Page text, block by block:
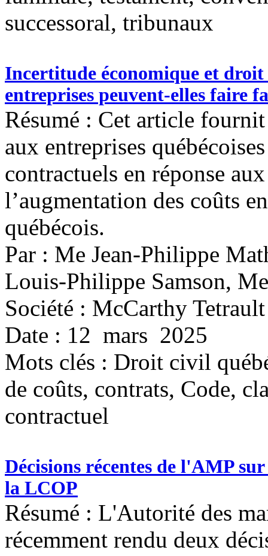
successoral, tribunaux
Incertitude économique et
entreprises peuvent-elles faire
Résumé : Cet article
aux entreprises
contractuels en réponse
l’augmentation des coûts
québécois.
Par : Me Jean-Philippe
Louis-Philippe Samson,
Société : McCarthy Tetrault
Date : 12 mars 2025
Mots clés : Droit civil
de coûts, contrats, Code,
contractuel
Décisions récentes de l'AMP
la LCOP
Résumé : L'Autorité des
récemment rendu deux